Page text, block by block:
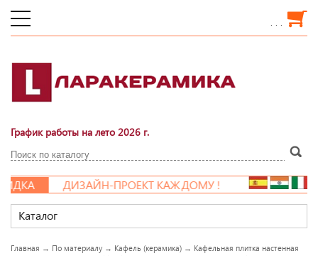
. . .
График работы на лето 2026 г.
ДИЗАЙН-ПРОЕКТ КАЖДОМУ !
Каталог
Главная → По материалу → Кафель (керамика) → Кафельная плитка настенная